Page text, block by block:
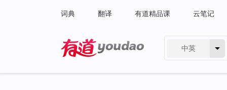
词典 翻译 有道精品课 云笔记
中英